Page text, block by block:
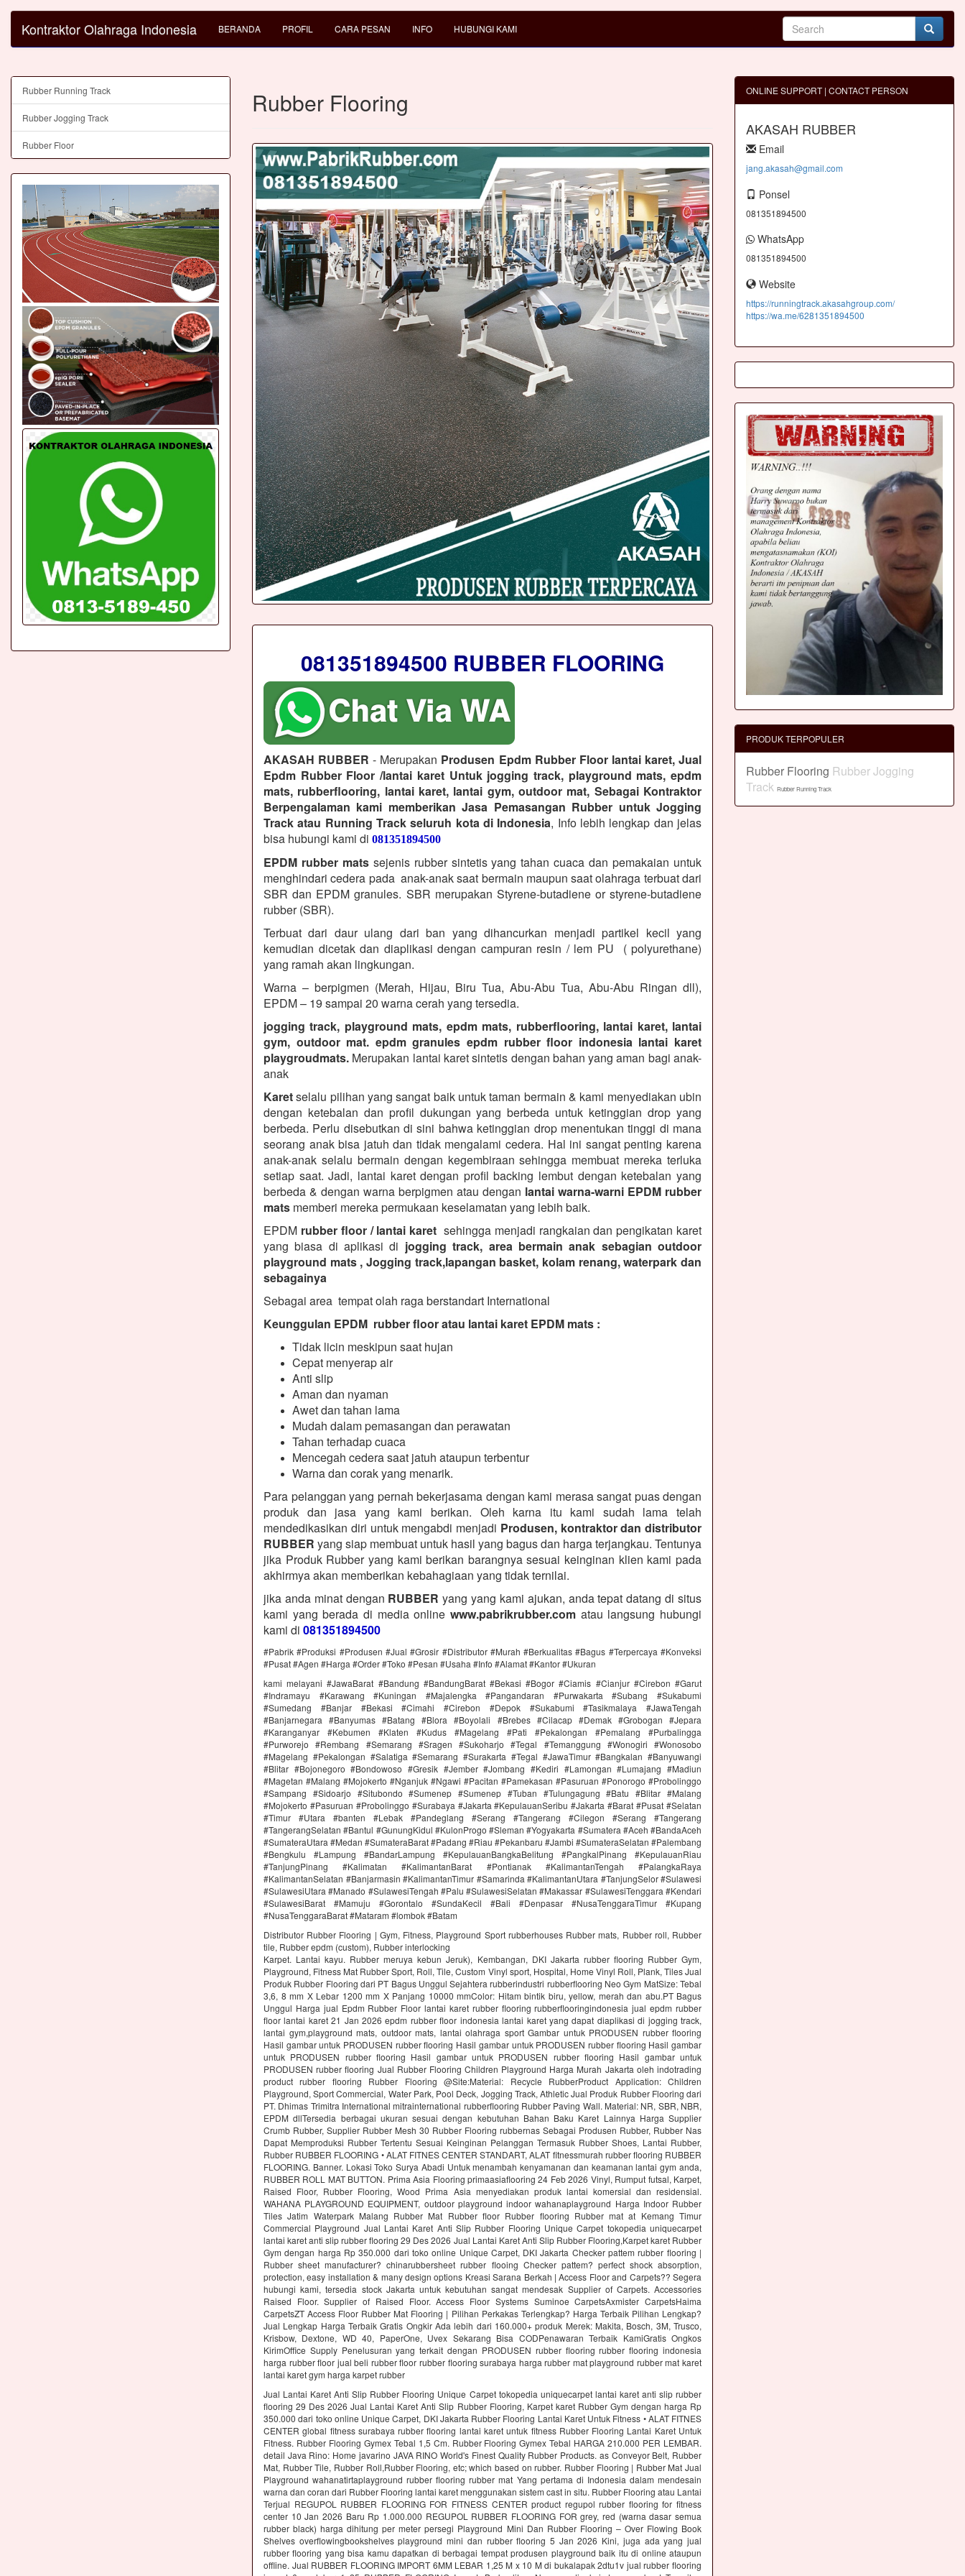
Kontraktor Olahraga Indonesia BERANDA PROFIL CARA PESAN INFO HUBUNGI KAMI
Rubber Flooring
081351894500 RUBBER FLOORING
AKASAH RUBBER - Merupakan Produsen Epdm Rubber Floor lantai karet, Jual
Epdm Rubber Floor /lantai karet Untuk jogging track, playground mats, epdm
mats, rubberflooring, lantai karet, lantai gym, outdoor mat, Sebagai Kontraktor
Berpengalaman kami memberikan Jasa Pemasangan Rubber untuk Jogging
Track atau Running Track seluruh kota di Indonesia, Info lebih lengkap dan jelas
bisa hubungi kami di 081351894500
EPDM rubber matssejenis rubber sintetis yang tahan cuaca dan pemakaian untuk
menghindari cedera pada anak-anak saat bermain maupun saat olahraga terbuat dari
SBR dan EPDM granules. SBR merupakan Styrene-butadiene or styrene-butadiene
rubber (SBR).
Terbuat dari daur ulang dari ban yang dihancurkan menjadi partikel kecil yang
kemudian dicetak dan diaplikasi dengan campuran resin / lem PU ( polyurethane)
yang ramah akan lingkungan.
Warna – berpigmen (Merah, Hijau, Biru Tua, Abu-Abu Tua, Abu-Abu Ringan dll),
EPDM – 19 sampai 20 warna cerah yang tersedia.
jogging track, playground mats, epdm mats, rubberflooring, lantai karet, lantai
gym, outdoor mat. epdm granules epdm rubber floor indonesia lantai karet
playgroudmats. Merupakan lantai karet sintetis dengan bahan yang aman bagi anak-
anak
Karetselalu pilihan yang sangat baik untuk taman bermain & kami menyediakan ubin
dengan ketebalan dan profil dukungan yang berbeda untuk ketinggian drop yang
berbeda. Perlu disebutkan di sini bahwa ketinggian drop menentukan tinggi di mana
seorang anak bisa jatuh dan tidak mengalami cedera. Hal ini sangat penting karena
anak-anak selalu bermain dengan kegembiraan sehingga membuat mereka terluka
setiap saat. Jadi, lantai karet dengan profil backing lembut dengan ketebalan yang
berbeda & dengan warna berpigmen atau dengan lantai warna-warni EPDM rubber
mats memberi mereka permukaan keselamatan yang lebih baik.
EPDM rubber floor / lantai karet sehingga menjadi rangkaian dan pengikatan karet
yang biasa di aplikasi di jogging track, area bermain anak sebagian outdoor
playground mats , Jogging track,lapangan basket, kolam renang, waterpark dan
sebagainya
Sebagai area tempat olah raga berstandart International
Keunggulan EPDM rubber floor atau lantai karet EPDM mats :
Tidak licin meskipun saat hujan
Cepat menyerap air
Anti slip
Aman dan nyaman
Awet dan tahan lama
Mudah dalam pemasangan dan perawatan
Tahan terhadap cuaca
Mencegah cedera saat jatuh ataupun terbentur
Warna dan corak yang menarik.
Para pelanggan yang pernah bekerjasama dengan kami merasa sangat puas dengan
produk dan jasa yang kami berikan. Oleh karna itu kami sudah lama telah
mendedikasikan diri untuk mengabdi menjadi Produsen, kontraktor dan distributor
RUBBER yang siap membuat untuk hasil yang bagus dan harga terjangkau. Tentunya
jika Produk Rubber yang kami berikan barangnya sesuai keinginan klien kami pada
akhirmya akan memberikan kebahagiaan yang tidak ternilai.
jika anda minat dengan RUBBER yang yang kami ajukan, anda tepat datang di situs
kami yang berada di media online www.pabrikrubber.com atau langsung hubungi
kami di 081351894500
#Pabrik #Produksi #Produsen #Jual #Grosir #Distributor #Murah #Berkualitas #Bagus #Terpercaya #Konveksi
#Pusat #Agen #Harga #Order #Toko #Pesan #Usaha #Info #Alamat #Kantor #Ukuran
kami melayani #JawaBarat #Bandung #BandungBarat #Bekasi #Bogor #Ciamis #Cianjur #Cirebon #Garut
#Indramayu #Karawang #Kuningan #Majalengka #Pangandaran #Purwakarta #Subang #Sukabumi
#Sumedang #Banjar #Bekasi #Cimahi #Cirebon #Depok #Sukabumi #Tasikmalaya #JawaTengah
#Banjarnegara #Banyumas #Batang #Blora #Boyolali #Brebes #Cilacap #Demak #Grobogan #Jepara
#Karanganyar #Kebumen #Klaten #Kudus #Magelang #Pati #Pekalongan #Pemalang #Purbalingga
#Purworejo #Rembang #Semarang #Sragen #Sukoharjo #Tegal #Temanggung #Wonogiri #Wonosobo
#Magelang #Pekalongan #Salatiga #Semarang #Surakarta #Tegal #JawaTimur #Bangkalan #Banyuwangi
#Blitar #Bojonegoro #Bondowoso #Gresik #Jember #Jombang #Kediri #Lamongan #Lumajang #Madiun
#Magetan #Malang #Mojokerto #Nganjuk #Ngawi #Pacitan #Pamekasan #Pasuruan #Ponorogo #Probolinggo
#Sampang #Sidoarjo #Situbondo #Sumenep #Sumenep #Tuban #Tulungagung #Batu #Blitar #Malang
#Mojokerto #Pasuruan #Probolinggo #Surabaya #Jakarta #KepulauanSeribu #Jakarta #Barat #Pusat #Selatan
#Timur #Utara #banten #Lebak #Pandeglang #Serang #Tangerang #Cilegon #Serang #Tangerang
#TangerangSelatan #Bantul #GunungKidul #KulonProgo #Sleman #Yogyakarta #Sumatera #Aceh #BandaAceh
#SumateraUtara #Medan #SumateraBarat #Padang #Riau #Pekanbaru #Jambi #SumateraSelatan #Palembang
#Bengkulu #Lampung #BandarLampung #KepulauanBangkaBelitung #PangkalPinang #KepulauanRiau
#TanjungPinang #Kalimatan #KalimantanBarat #Pontianak #KalimantanTengah #PalangkaRaya
#KalimantanSelatan #Banjarmasin #KalimantanTimur #Samarinda #KalimantanUtara #TanjungSelor #Sulawesi
#SulawesiUtara #Manado #SulawesiTengah #Palu #SulawesiSelatan #Makassar #SulawesiTenggara #Kendari
#SulawesiBarat #Mamuju #Gorontalo #SundaKecil #Bali #Denpasar #NusaTenggaraTimur #Kupang
#NusaTenggaraBarat #Mataram #lombok #Batam
Distributor Rubber Flooring | Gym, Fitness, Playground Sport rubberhouses Rubber mats, Rubber roll, Rubber
tile, Rubber epdm (custom), Rubber interlocking
Karpet. Lantai kayu. Rubber meruya kebun Jeruk), Kembangan, DKI Jakarta rubber flooring Rubber Gym,
Playground, Fitness Mat Rubber Sport, Roll, Tile, Custom Vinyl sport, Hospital, Home Vinyl Roll, Plank, Tiles Jual
Produk Rubber Flooring dari PT Bagus Unggul Sejahtera rubberindustri rubberflooring Neo Gym MatSize: Tebal
3,6, 8 mm X Lebar 1200 mm X Panjang 10000 mmColor: Hitam bintik biru, yellow, merah dan abu.PT Bagus
Unggul Harga jual Epdm Rubber Floor lantai karet rubber flooring rubberflooringindonesia jual epdm rubber
floor lantai karet 21 Jan 2026 epdm rubber floor indonesia lantai karet yang dapat diaplikasi di jogging track,
lantai gym,playground mats, outdoor mats, lantai olahraga sport Gambar untuk PRODUSEN rubber flooring
Hasil gambar untuk PRODUSEN rubber flooring Hasil gambar untuk PRODUSEN rubber flooring Hasil gambar
untuk PRODUSEN rubber flooring Hasil gambar untuk PRODUSEN rubber flooring Hasil gambar untuk
PRODUSEN rubber flooring Jual Rubber Flooring Children Playground Harga Murah Jakarta oleh indotrading
product rubber flooring Rubber Flooring @Site:Material: Recycle RubberProduct Application: Children
Playground, Sport Commercial, Water Park, Pool Deck, Jogging Track, Athletic Jual Produk Rubber Flooring dari
PT. Dhimas Trimitra International mitrainternational rubberflooring Rubber Paving Wall. Material: NR, SBR, NBR,
EPDM dllTersedia berbagai ukuran sesuai dengan kebutuhan Bahan Baku Karet Lainnya Harga Supplier
Crumb Rubber, Supplier Rubber Mesh 30 Rubber Flooring rubbernas Sebagai Produsen Rubber, Rubber Nas
Dapat Memproduksi Rubber Tertentu Sesuai Keinginan Pelanggan Termasuk Rubber Shoes, Lantai Rubber,
Rubber RUBBER FLOORING • ALAT FITNES CENTER STANDART, ALAT fitnessmurah rubber flooring RUBBER
FLOORING. Banner. Lokasi Toko Surya Abadi Untuk menambah kenyamanan dan keamanan lantai gym anda,
RUBBER ROLL MAT BUTTON. Prima Asia Flooring primaasiaflooring 24 Feb 2026 Vinyl, Rumput futsal, Karpet,
Raised Floor, Rubber Flooring, Wood Prima Asia menyediakan produk lantai komersial dan residensial.
WAHANA PLAYGROUND EQUIPMENT, outdoor playground indoor wahanaplayground Harga Indoor Rubber
Tiles Jatim Waterpark Malang Rubber Mat Rubber floor Rubber flooring Rubber mat at Kemang Timur
Commercial Playground Jual Lantai Karet Anti Slip Rubber Flooring Unique Carpet tokopedia uniquecarpet
lantai karet anti slip rubber flooring 29 Des 2026 Jual Lantai Karet Anti Slip Rubber Flooring,Karpet karet Rubber
Gym dengan harga Rp 350.000 dari toko online Unique Carpet, DKI Jakarta Checker pattem rubber flooring |
Rubber sheet manufacturer? chinarubbersheet rubber flooing Checker pattem? perfect shock absorption,
protection, easy installation & many design options Kreasi Sarana Berkah | Access Floor and Carpets?? Segera
hubungi kami, tersedia stock Jakarta untuk kebutuhan sangat mendesak Supplier of Carpets. Accessories
Raised Floor. Supplier of Raised Floor. Access Floor Systems Suminoe CarpetsAxmister CarpetsHaima
CarpetsZT Access Floor Rubber Mat Flooring | Pilihan Perkakas Terlengkap? Harga Terbaik Pilihan Lengkap?
Jual Lengkap Harga Terbaik Gratis Ongkir Ada lebih dari 160.000+ produk Merek: Makita, Bosch, 3M, Trusco,
Krisbow, Dextone, WD 40, PaperOne, Uvex Sekarang Bisa CODPenawaran Terbaik KamiGratis Ongkos
KirimOffice Supply Penelusuran yang terkait dengan PRODUSEN rubber flooring rubber flooring indonesia
harga rubber floor jual beli rubber floor rubber flooring surabaya harga rubber mat playground rubber mat karet
lantai karet gym harga karpet rubber
Jual Lantai Karet Anti Slip Rubber Flooring Unique Carpet tokopedia uniquecarpet lantai karet anti slip rubber
flooring 29 Des 2026 Jual Lantai Karet Anti Slip Rubber Flooring, Karpet karet Rubber Gym dengan harga Rp
350.000 dari toko online Unique Carpet, DKI Jakarta Rubber Flooring Lantai Karet Untuk Fitness • ALAT FITNES
CENTER global fitness surabaya rubber flooring lantai karet untuk fitness Rubber Flooring Lantai Karet Untuk
Fitness. Rubber Flooring Gymex Tebal 1,5 Cm. Rubber Flooring Gymex Tebal HARGA 210.000 PER LEMBAR.
detail Java Rino: Home javarino JAVA RINO World's Finest Quality Rubber Products. as Conveyor Belt, Rubber
Mat, Rubber Tile, Rubber Roll,Rubber Flooring, etc; which based on rubber. Rubber Flooring | Rubber Mat Jual
Playground wahanatirtaplayground rubber flooring rubber mat Yang pertama di Indonesia dalam mendesain
warna dan coran dari Rubber Flooring lantai karet menggunakan sistem cast in situ. Rubber Flooring atau Lantai
Terjual REGUPOL RUBBER FLOORING FOR FITNESS CENTER product regupol rubber flooring for fitness
center 10 Jan 2026 Baru Rp 1.000.000 REGUPOL RUBBER FLOORING FOR grey, red (warna dasar semua
rubber black) harga dihitung per meter persegi Playground Mini Dan Rubber Flooring – Over Flowing Book
Shelves overflowingbookshelves playground mini dan rubber flooring 5 Jan 2026 Kini, juga ada yang jual
rubber flooring yang bisa kamu dapatkan di berbagai tempat produsen playground baik itu di online ataupun
offline. Jual RUBBER FLOORING IMPORT 6MM LEBAR 1,25 M x 10 M di bukalapak 2dtu1v jual rubber flooring
Rubber Running Track
Rubber Jogging Track
Rubber Floor
ONLINE SUPPORT | CONTACT PERSON
AKASAH RUBBER
Email
jang.akasah@gmail.com
Ponsel
081351894500
WhatsApp
081351894500
Website
https://runningtrack.akasahgroup.com/
https://wa.me/6281351894500
PRODUK TERPOPULER
Rubber Flooring Rubber Jogging
Track Rubber Running Track